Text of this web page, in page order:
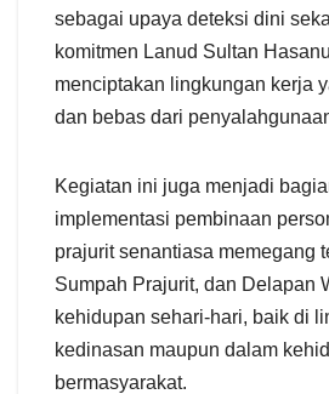
sebagai upaya deteksi dini
komitmen Lanud Sultan
menciptakan lingkungan kerja
dan bebas dari
Kegiatan ini juga menjadi
implementasi pembinaan
prajurit senantiasa memegang
Sumpah Prajurit, dan Delapan
kehidupan sehari-hari, baik di
kedinasan maupun dalam
bermasyarakat.